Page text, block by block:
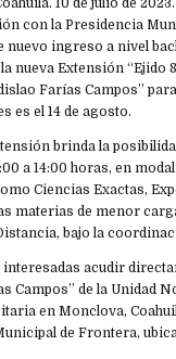
10 de julio de
con la Presidencia
nuevo ingreso a nivel
nueva Extensión “Ejido
Farías Campos”
es el 14 de agosto.
brinda la
a 14:00 horas, en
Ciencias Exactas,
materias de menor
bajo la
acudir
Campos” de la Unidad
en Monclova,
de Frontera,